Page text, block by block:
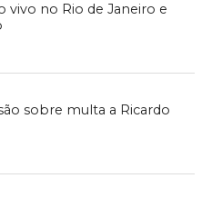
vivo no Rio de Janeiro e
sobre multa a Ricardo